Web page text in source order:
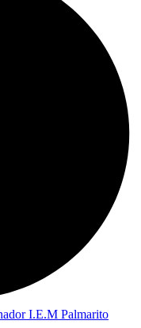
I.E.M Palmarito